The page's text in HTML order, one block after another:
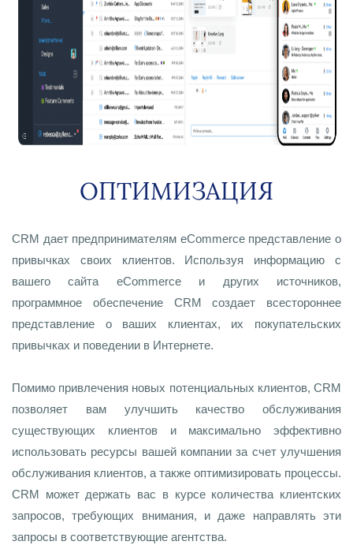
ОПТИМИЗАЦИЯ
CRM дает предпринимателям eCommerce представление о
привычках своих клиентов. Используя информацию с
вашего сайта eCommerce и других источников,
программное обеспечение CRM создает всестороннее
представление о ваших клиентах, их покупательских
привычках и поведении в Интернете.
Помимо привлечения новых потенциальных клиентов, CRM
позволяет вам улучшить качество обслуживания
существующих клиентов и максимально эффективно
использовать ресурсы вашей компании за счет улучшения
обслуживания клиентов, а также оптимизировать процессы.
CRM может держать вас в курсе количества клиентских
запросов, требующих внимания, и даже направлять эти
запросы в соответствующие агентства.